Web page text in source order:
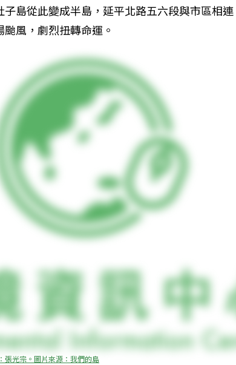
島從此變成半島，延平北路五六段與市區相
風，劇烈扭轉命運。
張光宗。圖片來源：我們的島